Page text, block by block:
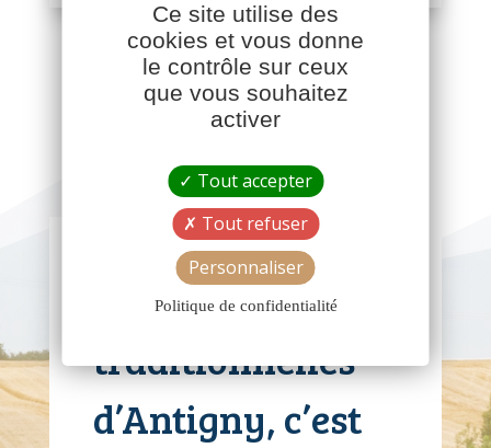
Les volailles
traditionnelles
d’Antigny, c’est
Ce site utilise des
cookies et vous donne
le contrôle sur ceux
que vous souhaitez
activer
Tout accepter
Tout refuser
Personnaliser
Politique de confidentialité